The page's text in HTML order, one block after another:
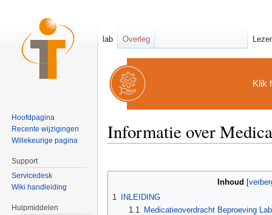
Klik
Informatie over
Inhoud
1
INLEIDING
1.1
Medicatieoverdracht Beproeving Lab
lab Overleg
Hoofdpagina
Recente wijzigingen
Willekeurige pagina
Support
Servicedesk
Wiki handleiding
Hulpmiddelen